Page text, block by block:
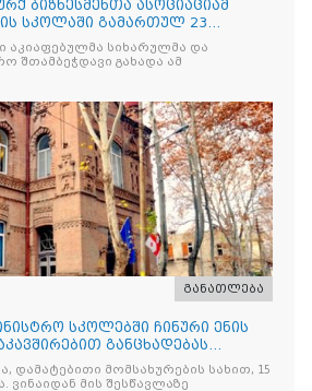
ბიზნესმენთა ასოციაციამ
სკოლაში გამართულ 23
სუვერე
აკიაფებულმა სიხარულმა და
შთამბეჭდავი გახადა ამ
განათლება
სკოლებში ჩინური ენის
განცხადებას
დამატებითი მომსახურების სახით, 15
ვინაიდან მის შესწავლაზე